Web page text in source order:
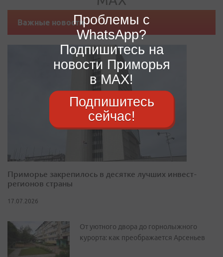
Важные новости
Приморье закрепилось в десятке лучших инвест-
регионов страны
17.07.2026
От уютного двора до горнолыжного
курорта: как преображается Арсеньев
Проблемы с
WhatsApp?
Подпишитесь на
новости Приморья
в MAX!
Подпишитесь
сейчас!